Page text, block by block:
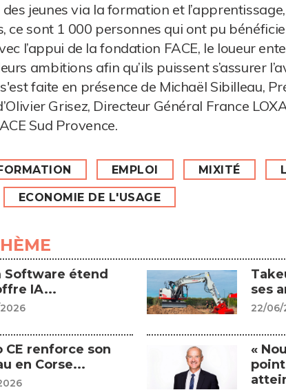
jeunes via la formation et
ce sont 1 000 personnes qui ont pu
l’appui de la fondation FACE, le loueur
ambitions afin qu’ils puissent s’assurer
faite en présence de Michaël Sibilleau,
Grisez, Directeur Général France
Sud Provence.
EMPLOI MIXITÉ
ECONOMIE DE L'USAGE
Software étend
IA...
ses
22/06/
CE renforce son
en Corse...
«